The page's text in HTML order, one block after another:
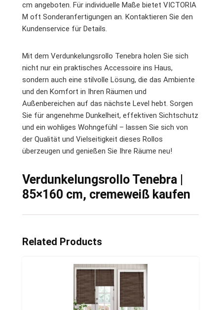
cm angeboten. Für individuelle Maße bietet VICTORIA
M oft Sonderanfertigungen an. Kontaktieren Sie den
Kundenservice für Details.
Mit dem Verdunkelungsrollo Tenebra holen Sie sich
nicht nur ein praktisches Accessoire ins Haus,
sondern auch eine stilvolle Lösung, die das Ambiente
und den Komfort in Ihren Räumen und
Außenbereichen auf das nächste Level hebt. Sorgen
Sie für angenehme Dunkelheit, effektiven Sichtschutz
und ein wohliges Wohngefühl – lassen Sie sich von
der Qualität und Vielseitigkeit dieses Rollos
überzeugen und genießen Sie Ihre Räume neu!
Verdunkelungsrollo Tenebra |
85×160 cm, cremeweiß kaufen
Related Products